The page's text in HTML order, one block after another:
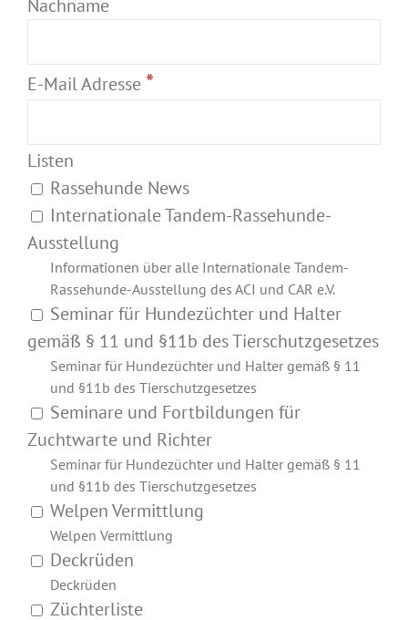
Nachname
E-Mail Adresse *
Listen
Rassehunde News
Internationale Tandem-Rassehunde-
Ausstellung
Informationen über alle Internationale Tandem-
Rassehunde-Ausstellung des ACI und CAR e.V.
Seminar für Hundezüchter und Halter
gemäß § 11 und §11b des Tierschutzgesetzes
Seminar für Hundezüchter und Halter gemäß § 11
und §11b des Tierschutzgesetzes
Seminare und Fortbildungen für
Zuchtwarte und Richter
Seminar für Hundezüchter und Halter gemäß § 11
und §11b des Tierschutzgesetzes
Welpen Vermittlung
Welpen Vermittlung
Deckrüden
Deckrüden
Züchterliste